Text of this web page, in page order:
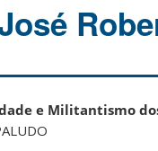
e Militantismo